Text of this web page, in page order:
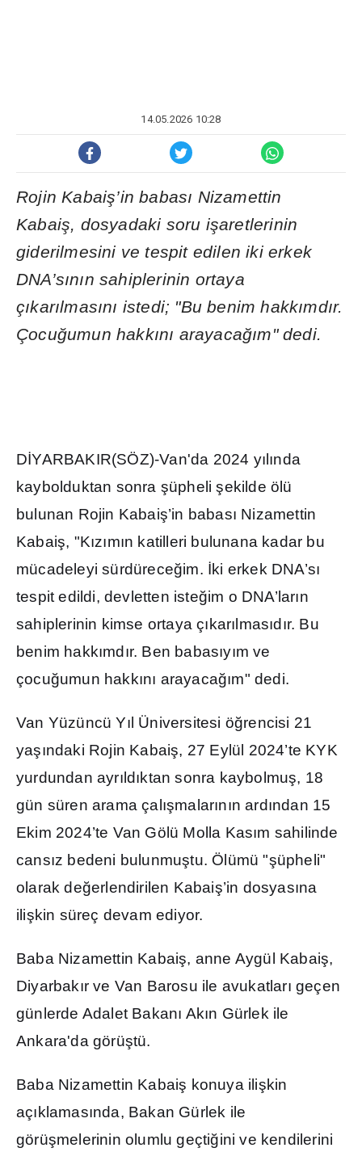
14.05.2026 10:28
Rojin Kabaiş’in babası Nizamettin
Kabaiş, dosyadaki soru işaretlerinin
giderilmesini ve tespit edilen iki erkek
DNA’sının sahiplerinin ortaya
çıkarılmasını istedi; "Bu benim hakkımdır.
Çocuğumun hakkını arayacağım" dedi.
DİYARBAKIR(SÖZ)-Van'da 2024 yı ında
kaybolduktan sonra şüphelişekilde ölü
bulunan Rojin Kabaiş’in babası Nizamettin
Kabaiş, "Kızımın katilleri bulunana kadar bu
mücadeleyi sürdüreceğim. İki erkek DNA’sı
tespit edildi, devletten isteğim o DNA’ların
sahiplerinin kimse ortaya çı karı lmasıd ır. Bu
benim hakkımd ır. Ben babasıyım ve
çocuğumun hakkını arayacağım" dedi.
Van Yüzüncü Yı l Üniversitesi öğrencisi 21
yaşındaki Rojin Kabaiş, 27 Eylül 2024’te KYK
yurdundan ayrı ldıktan sonra kaybolmuş, 18
gün süren arama çal ışmalarının ardından 15
Ekim 2024’te Van Gölü Molla Kasım sahilinde
cansız bedeni bulunmuştu. Ölümü "şüpheli"
olarak değerlendirilen Kabaiş’in dosyasına
ilişkin süreç devam ediyor.
Baba Nizamettin Kabaiş, anne Aygül Kabaiş,
Diyarbakır ve Van Barosu ile avukatları geçen
günlerde Adalet Bakanı Akın Gürlek ile
Ankara'da görüştü.
Baba Nizamettin Kabaiş konuya ilişkin
açı klamasında, Bakan Gürlek ile
görüşmelerinin olumlu geçtiğini ve kendilerini